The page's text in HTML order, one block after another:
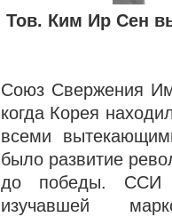
Тов. Ким Ир Сен
Союз Свержения
когда Корея
всеми
было развитие
до победы. ССИ
изучавшей